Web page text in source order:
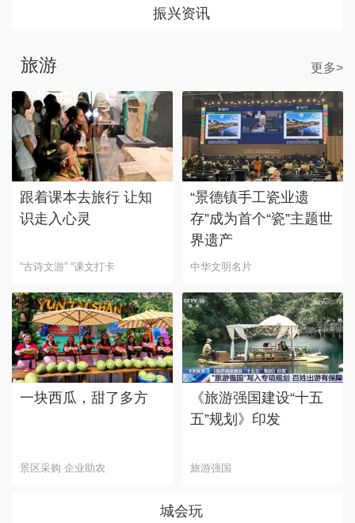
振兴资讯
旅游 更多>
跟着课本去旅行 让知
识走入心灵
“古诗文游” “课文打卡
“景德镇手工瓷业遗
存”成为首个“瓷”主题世
界遗产
中华文明名片
一块西瓜，甜了多方
景区采购 企业助农
《旅游强国建设“十五
五”规划》印发
旅游强国
城会玩